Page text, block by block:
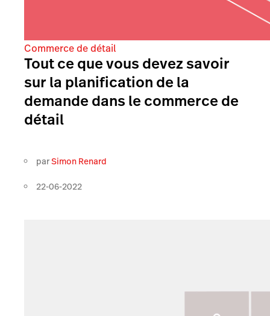
Commerce de détail
Tout ce que vous devez savoir
sur la planification de la
demande dans le commerce de
détail
parSimon Renard
22-06-2022